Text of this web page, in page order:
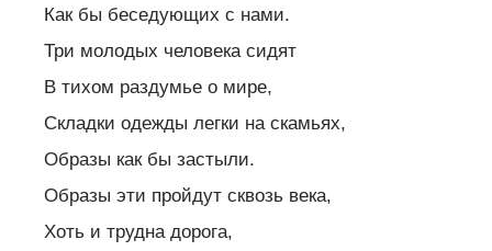
Как бы беседующих с нами.
Три молодых человека сидят
В тихом раздумье о мире,
Складки одежды легки на скамьях,
Образы как бы застыли.
Образы эти пройдут сквозь века,
Хоть и трудна дорога,